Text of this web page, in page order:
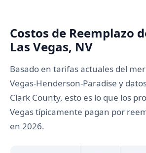
Costos de Reemplazo
Las Vegas, NV
Basado en tarifas actuales del
Vegas-Henderson-Paradise y
Clark County, esto es lo que los
Vegas típicamente pagan por
en 2026.